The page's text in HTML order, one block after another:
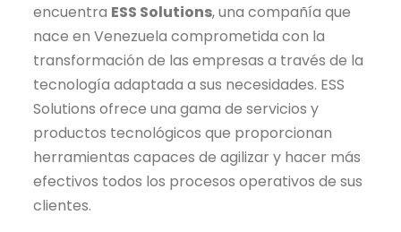
encuentra ESS Solutions, una compañía que
nace en Venezuela comprometida con la
transformación de las empresas a través de la
tecnología adaptada a sus necesidades. ESS
Solutions ofrece una gama de servicios y
productos tecnológicos que proporcionan
herramientas capaces de agilizar y hacer más
efectivos todos los procesos operativos de sus
clientes.